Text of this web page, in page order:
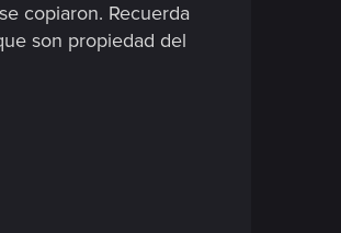
copiaron. Recuerda
son propiedad del